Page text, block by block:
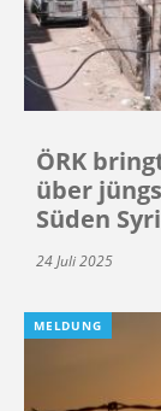
ÖRK
über
Süden
24 Juli 2025
MELDUNG